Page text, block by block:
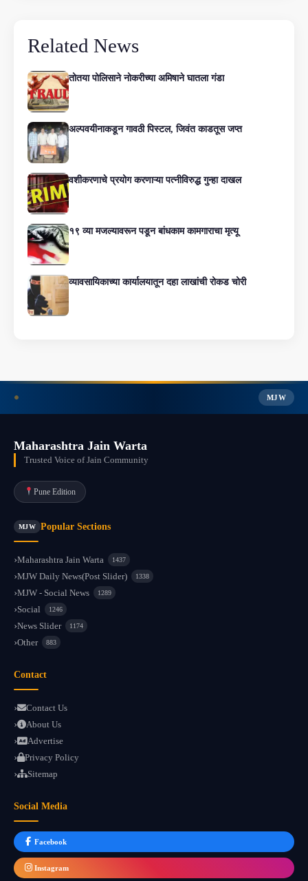
Related News
तोतया पोलिसाने नोकरीच्या अमिषाने घातला गंडा
अल्पवयीनाकडून गावठी पिस्टल, जिवंत काडतूस जप्त
वशीकरणाचे प्रयोग करणाऱ्या पत्नीविरुद्ध गुन्हा दाखल
१९ व्या मजल्यावरून पडून बांधकाम कामगाराचा मृत्यू
व्यावसायिकाच्या कार्यालयातून दहा लाखांची रोकड चोरी
MJW
Maharashtra Jain Warta
Trusted Voice of Jain Community
Pune Edition
MJW Popular Sections
Maharashtra Jain Warta 1437
MJW Daily News(Post Slider) 1338
MJW - Social News 1289
Social 1246
News Slider 1174
Other 883
Contact
Contact Us
About Us
Advertise
Privacy Policy
Sitemap
Social Media
Facebook
Instagram